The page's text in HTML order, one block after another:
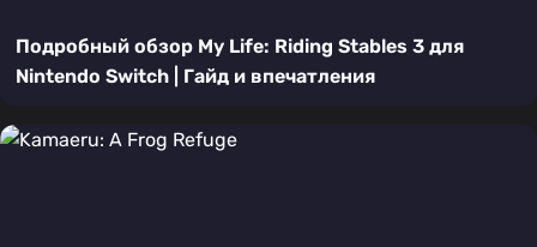
Подробный обзор My Life: Riding Stables 3 для
Nintendo Switch | Гайд и впечатления